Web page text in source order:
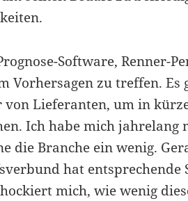
Software, Renner-
Vorhersagen zu treffen.
von Lieferanten, um in
Ich habe mich jahrelang
die Branche ein wenig.
hat entsprechende
mich, wie wenig